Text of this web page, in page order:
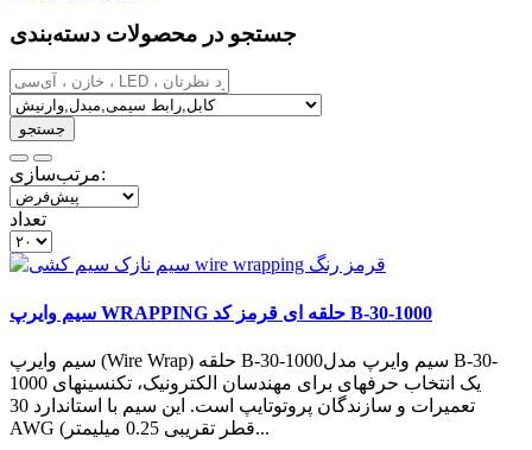
جستجو در محصولات دسته‌بندی
مرتب‌سازی:
تعداد
سیم وایرپ WRAPPING حلقه ای قرمز کد B-30-1000
سیم وایرپ (Wire Wrap) حلقه B-30-1000سیم وایرپ مدل B-30-
1000 یک انتخاب حرفهای برای مهندسان الکترونیک، تکنسینهای
تعمیرات و سازندگان پروتوتایپ است. این سیم با استاندارد 30
AWG (قطر تقریبی 0.25 میلیمتر...